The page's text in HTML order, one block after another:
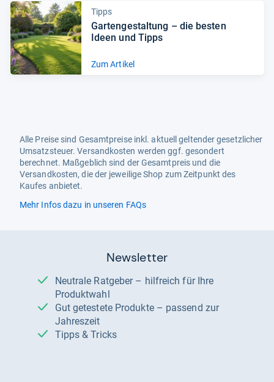
Tipps
Gar­ten­ge­stal­tung – die bes­ten
Ideen und Tipps
Zum Artikel
Alle Preise sind Gesamtpreise inkl. aktuell geltender gesetzlicher
Umsatzsteuer. Versandkosten werden ggf. gesondert
berechnet. Maßgeblich sind der Gesamtpreis und die
Versandkosten, die der jeweilige Shop zum Zeitpunkt des
Kaufes anbietet.
Mehr Infos dazu in unseren FAQs
Newsletter
Neutrale Ratgeber – hilfreich für Ihre
Produktwahl
Gut getestete Produkte – passend zur
Jahreszeit
Tipps & Tricks